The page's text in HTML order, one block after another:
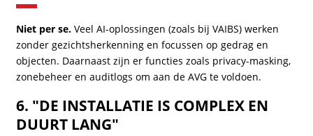
Niet per se. Veel AI-oplossingen (zoals bij VAIBS) werken
zonder gezichtsherkenning en focussen op gedrag en
objecten. Daarnaast zijn er functies zoals privacy-masking,
zonebeheer en auditlogs om aan de AVG te voldoen.
6. "DE INSTALLATIE IS COMPLEX EN
DUURT LANG"